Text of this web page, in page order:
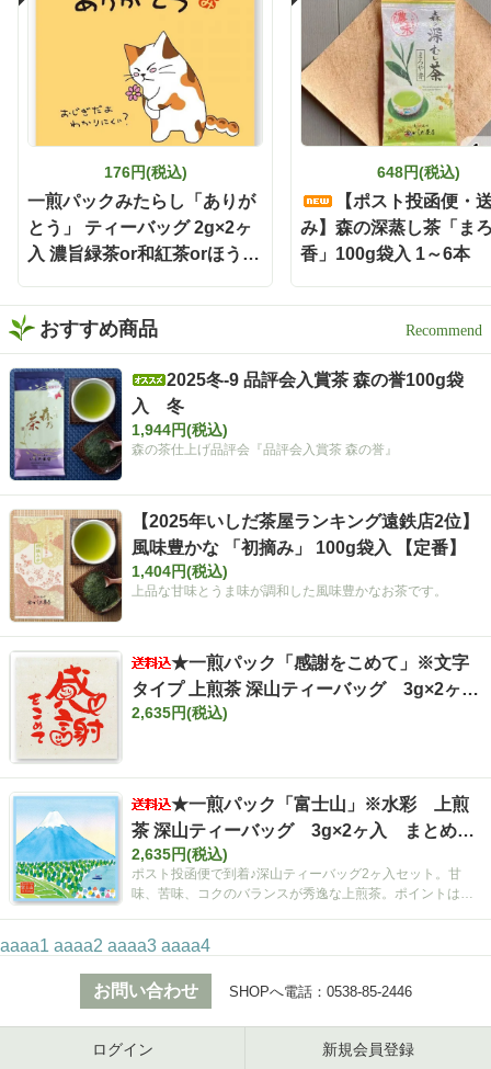
176円(税込)
一煎パックみたらし「ありが
とう」 ティーバッグ 2g×2ヶ
入 濃旨緑茶or和紅茶orほうじ
648円(税込)
【ポスト投函便・
み】森の深蒸し茶「ま
香」100g袋入 1～6本
おすすめ商品
2025冬-9 品評会入賞茶 森の誉100g袋
入 冬
1,944円(税込)
森の茶仕上げ品評会『品評会入賞茶 森の誉』
【2025年いしだ茶屋ランキング遠鉄店2位】
風味豊かな 「初摘み」 100g袋入 【定番】
1,404円(税込)
上品な甘味とうま味が調和した風味豊かなお茶です。
★一煎パック「感謝をこめて」※文字
タイプ 上煎茶 深山ティーバッグ 3g×2ヶ
入 まとめ買いセット【ポスト投函便・送料
2,635円(税込)
★一煎パック「富士山」※水彩 上煎
茶 深山ティーバッグ 3g×2ヶ入 まとめ買
いセット【ポスト投函便・送料込み】
2,635円(税込)
ポスト投函便で到着♪深山ティーバッグ2ヶ入セット。甘
味、苦味、コクのバランスが秀逸な上煎茶。ポイントは空
aaaa1 aaaa2 aaaa3 aaaa4
お問い合わせ SHOPへ電話： 0538-85-2446
ログイン 新規会員登録